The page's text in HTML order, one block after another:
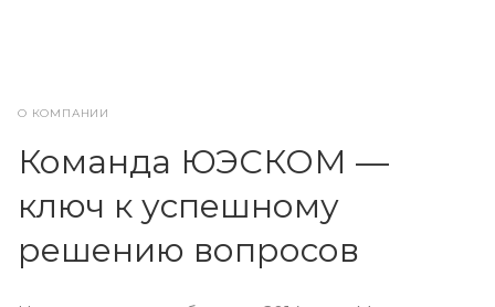
О КОМПАНИИ
Команда ЮЭСКОМ —
ключ к успешному
решению вопросов